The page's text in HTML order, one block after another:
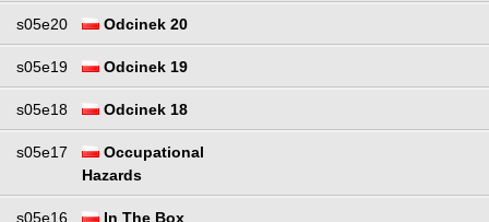
s05e20 Odcinek 20
s05e19 Odcinek 19
s05e18 Odcinek 18
s05e17
Occupational
Hazards
s05e16 In The Box